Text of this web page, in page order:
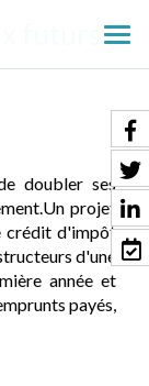
le
futurs
doubler ses
projet
crédit d'impôt
d'une
année et
payés,